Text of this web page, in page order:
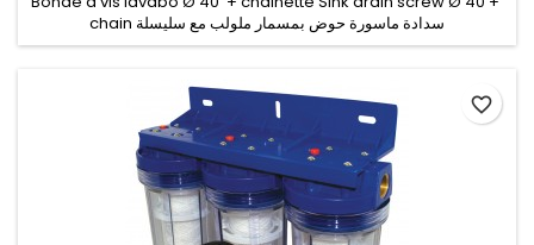
chain سدادة ماسورة حوض بمسمار ملولب مع سليسلة
favorite_border